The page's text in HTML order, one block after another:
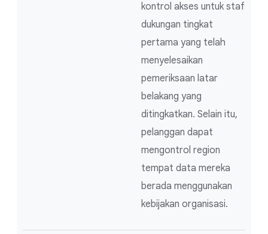
kontrol akses untuk staf
dukungan tingkat
pertama yang telah
menyelesaikan
pemeriksaan latar
belakang yang
ditingkatkan. Selain itu,
pelanggan dapat
mengontrol region
tempat data mereka
berada menggunakan
kebijakan organisasi.